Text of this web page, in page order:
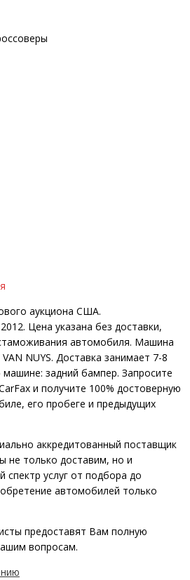
аукциона США.
Цена указана без доставки,
автомобиля. Машина
NUYS. Доставка занимает 7-8
задний бампер. Запросите
и получите 100% достоверную
его пробеге и предыдущих
аккредитованный поставщик
только доставим, но и
услуг от подбора до
автомобилей только
предоставят Вам полную
вопросам.